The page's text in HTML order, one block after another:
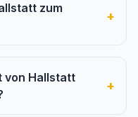
zum
+
von Hallstatt
+